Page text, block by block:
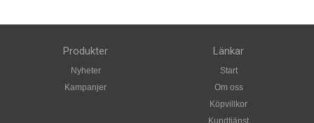
Produkter
Nyheter
Kampanjer
Länkar
Start
Om oss
Köpvillkor
Kundtjänst